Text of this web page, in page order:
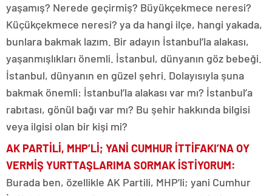
yaşamış? Nerede geçirmiş? Büyükçekmece neresi?
Küçükçekmece neresi? ya da hangi ilçe, hangi yakada,
bunlara bakmak lazım. Bir adayın İstanbul’la alakası,
yaşanmışlıkları önemli. İstanbul, dünyanın göz bebeği.
İstanbul, dünyanın en güzel şehri. Dolayısıyla şuna
bakmak önemli: İstanbul’la alakası var mı? İstanbul’a
rabıtası, gönül bağı var mı? Bu şehir hakkında bilgisi
veya ilgisi olan bir kişi mi?
AK PARTİLİ, MHP’Lİ; YANİ CUMHUR İTTİFAKI’NAOY
VERMİŞ YURTTAŞLARIMA SORMAK İSTİYORUM:
Burada ben, özellikle AK Partili, MHP’li; yani Cumhur